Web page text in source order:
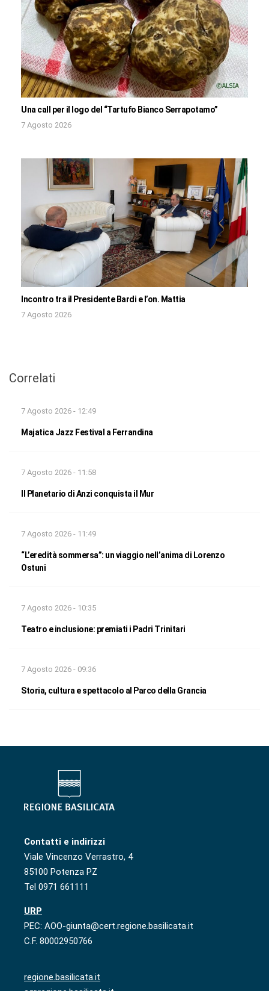
Una call per il logo del “Tartufo Bianco Serrapotamo”
7 Agosto 2026
Incontro tra il Presidente Bardi e l’on. Mattia
7 Agosto 2026
Correlati
7 Agosto 2026 - 12:49
Majatica Jazz Festival a Ferrandina
7 Agosto 2026 - 11:58
Il Planetario di Anzi conquista il Mur
7 Agosto 2026 - 11:49
“L’eredità sommersa”: un viaggio nell’anima di Lorenzo
Ostuni
7 Agosto 2026 - 10:35
Teatro e inclusione: premiati i Padri Trinitari
7 Agosto 2026 - 09:36
Storia, cultura e spettacolo al Parco della Grancia
Contatti e indirizzi
Viale Vincenzo Verrastro, 4
85100 Potenza PZ
Tel 0971 661111
URP
PEC: AOO-giunta@cert.regione.basilicata.it
C.F. 80002950766
regione.basilicata.it